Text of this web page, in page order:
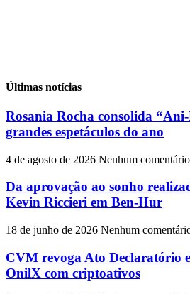
Últimas notícias
Rosania Rocha consolida
grandes espetáculos do ano
4 de agosto de 2026 Nenhum comentário
Da aprovação ao sonho
Kevin Riccieri em Ben-Hur
18 de junho de 2026 Nenhum
CVM revoga Ato Declaratório
OnilX com criptoativos